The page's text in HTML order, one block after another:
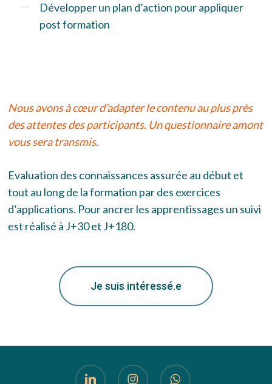
Développer un plan d’action pour appliquer
post formation
Nous avons à cœur d’adapter le contenu au plus près
des attentes des participants. Un questionnaire amont
vous sera transmis.
Evaluation des connaissances assurée au début et
tout au long de la formation par des exercices
d’applications. Pour ancrer les apprentissages un suivi
est réalisé à J+30 et J+180.
Je suis intéressé.e
linkedin instagram whatsapp